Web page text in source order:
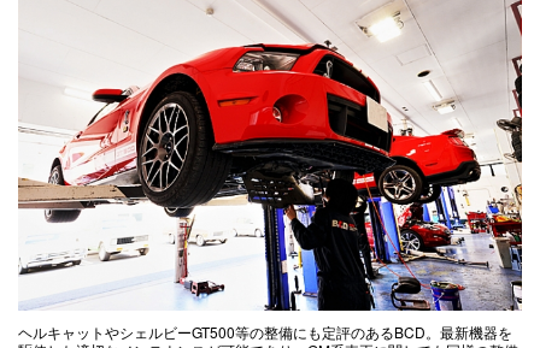
ヘルキャットやシェルビーGT500等の整備にも定評のあるBCD。最新機器を